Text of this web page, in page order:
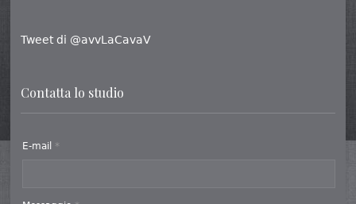
Tweet di @avvLaCavaV
Contatta lo studio
E-mail *